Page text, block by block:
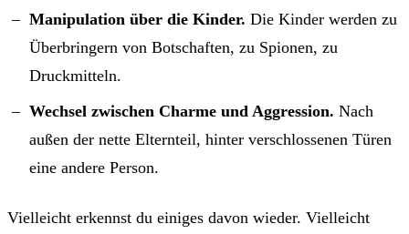
Manipulation über die Kinder. Die Kinder werden zu
Überbringern von Botschaften, zu Spionen, zu
Druckmitteln.
Wechsel zwischen Charme und Aggression. Nach
außen der nette Elternteil, hinter verschlossenen Türen
eine andere Person.
Vielleicht erkennst du einiges davon wieder. Vielleicht